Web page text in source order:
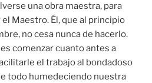
una obra maestra, para
Maestro. Él, que al principio
no cesa nunca de hacerlo.
comenzar cuanto antes a
el trabajo al bondadoso
todo humedeciendo nuestra